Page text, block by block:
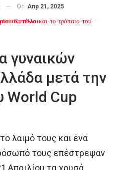
On Απρ 21, 2025
γυναικών
μετά την
World Cup
λαιμό τους και ένα
τους επέστρεψαν
Απριλίου τα χρυσά